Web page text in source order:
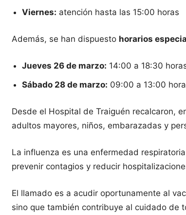
Viernes: atención hasta las 15:00 horas
Además, se han dispuesto horarios
Jueves 26 de marzo: 14:00 a 18:30
Sábado 28 de marzo: 09:00 a 13:00
Desde el Hospital de Traiguén recalcaron,
adultos mayores, niños, embarazadas y
La influenza es una enfermedad
prevenir contagios y reducir
El llamado es a acudir oportunamente al
sino que también contribuye al cuidado de